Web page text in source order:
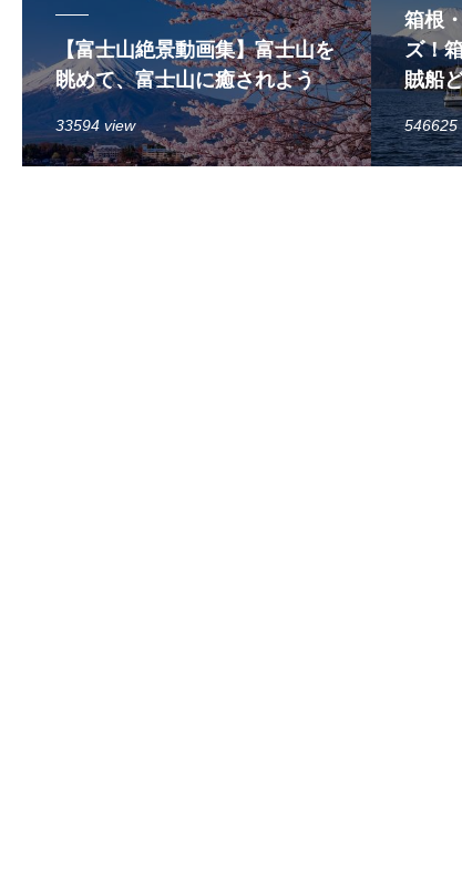
【富士山絶景動画集】富士山を
眺めて、富士山に癒されよう
33594 view
箱根
ズ！
賊船
546625